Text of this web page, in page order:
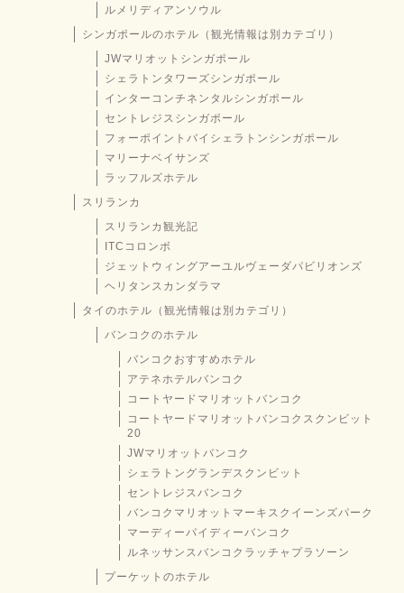
ルメリディアンソウル
シンガポールのホテル（観光情報は別カテゴリ）
JWマリオットシンガポール
シェラトンタワーズシンガポール
インターコンチネンタルシンガポール
セントレジスシンガポール
フォーポイントバイシェラトンシンガポール
マリーナベイサンズ
ラッフルズホテル
スリランカ
スリランカ観光記
ITCコロンボ
ジェットウィングアーユルヴェーダパビリオンズ
ヘリタンスカンダラマ
タイのホテル（観光情報は別カテゴリ）
バンコクのホテル
バンコクおすすめホテル
アテネホテルバンコク
コートヤードマリオットバンコク
コートヤードマリオットバンコクスクンビット
20
JWマリオットバンコク
シェラトングランデスクンビット
セントレジスバンコク
バンコクマリオットマーキスクイーンズパーク
マーディーパイディーバンコク
ルネッサンスバンコクラッチャプラソーン
プーケットのホテル